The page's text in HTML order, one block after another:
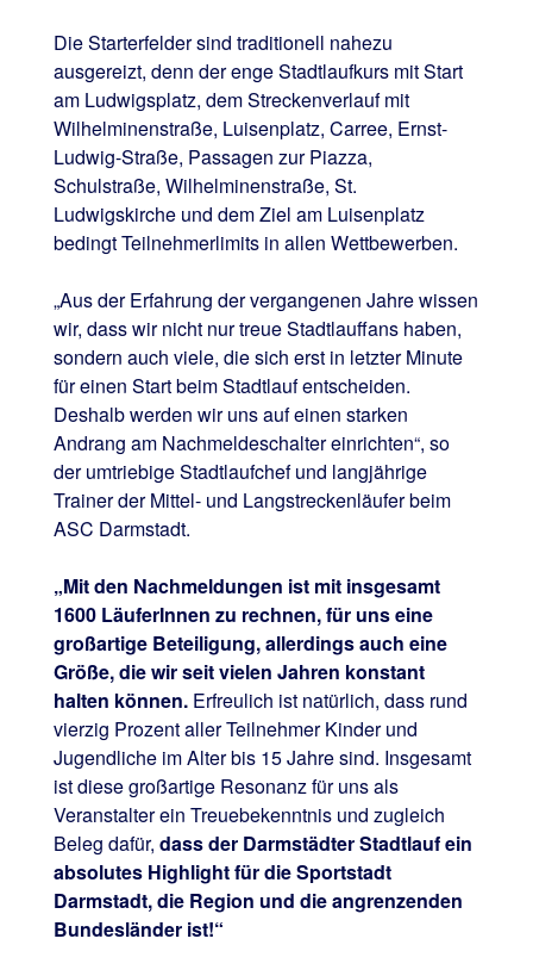
Die Starterfelder sind traditionell nahezu
ausgereizt, denn der enge Stadtlaufkurs mit Start
am Ludwigsplatz, dem Streckenverlauf mit
Wilhelminenstraße, Luisenplatz, Carree, Ernst-
Ludwig-Straße, Passagen zur Piazza,
Schulstraße, Wilhelminenstraße, St.
Ludwigskirche und dem Ziel am Luisenplatz
bedingt Teilnehmerlimits in allen Wettbewerben.
„Aus der Erfahrung der vergangenen Jahre wissen
wir, dass wir nicht nur treue Stadtlauffans haben,
sondern auch viele, die sich erst in letzter Minute
für einen Start beim Stadtlauf entscheiden.
Deshalb werden wir uns auf einen starken
Andrang am Nachmeldeschalter einrichten“, so
der umtriebige Stadtlaufchef und langjährige
Trainer der Mittel- und Langstreckenläufer beim
ASC Darmstadt.
„Mit den Nachmeldungen ist mit insgesamt
1600 LäuferInnen zu rechnen, für uns eine
großartige Beteiligung, allerdings auch eine
Größe, die wir seit vielen Jahren konstant
halten können.Erfreulich ist natürlich, dass rund
vierzig Prozent aller Teilnehmer Kinder und
Jugendliche im Alter bis 15 Jahre sind. Insgesamt
ist diese großartige Resonanz für uns als
Veranstalter ein Treuebekenntnis und zugleich
Beleg dafür, dass der Darmstädter Stadtlauf ein
absolutes Highlight für die Sportstadt
Darmstadt, die Region und die angrenzenden
Bundesländer ist!“